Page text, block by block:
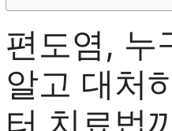
편도염, 누
알고 대처
터 치료법